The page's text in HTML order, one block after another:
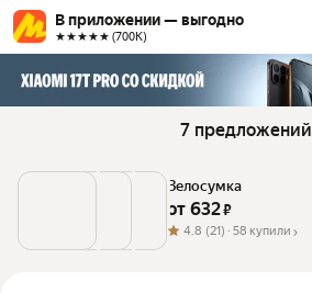
В приложении — выгодно
★★★★★ (700К)
7 предложений
Велосумка
от 632 ₽
4.8 (21) · 58 купили